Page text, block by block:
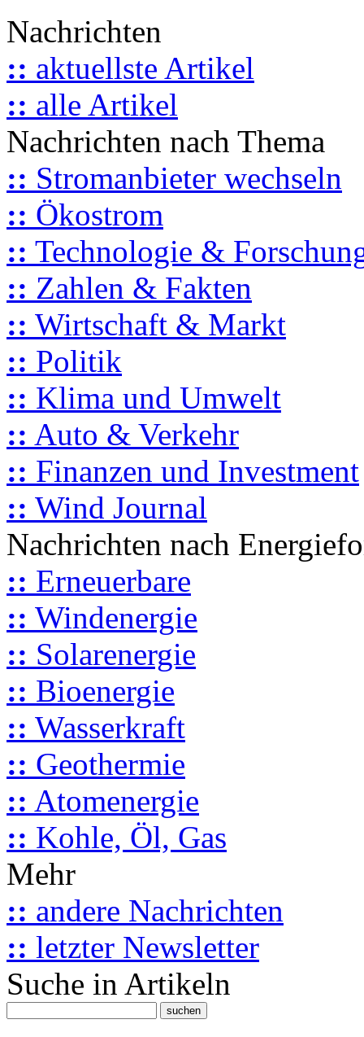
Nachrichten
:: aktuellste Artikel
:: alle Artikel
Nachrichten nach Thema
:: Stromanbieter wechseln
:: Ökostrom
:: Technologie &
:: Zahlen & Fakten
:: Wirtschaft & Markt
:: Politik
:: Klima und Umwelt
:: Auto & Verkehr
:: Finanzen und Investment
:: Wind Journal
Nachrichten nach
:: Erneuerbare
:: Windenergie
:: Solarenergie
:: Bioenergie
:: Wasserkraft
:: Geothermie
:: Atomenergie
:: Kohle, Öl, Gas
Mehr
:: andere Nachrichten
:: letzter Newsletter
Suche in Artikeln